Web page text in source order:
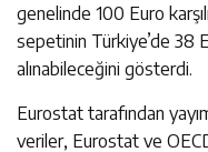
genelinde 100 Euro
sepetinin Türkiye’de 38
alınabileceğini gösterdi.
Eurostat tarafından
veriler, Eurostat ve